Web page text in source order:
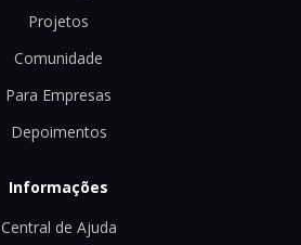
Projetos
Comunidade
Para Empresas
Depoimentos
Informações
Central de Ajuda